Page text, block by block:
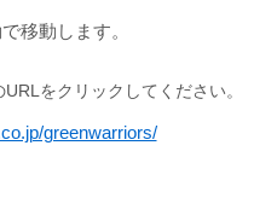
移動します。
をクリックしてください。
greenwarriors/